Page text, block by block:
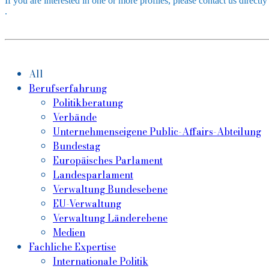
.
All
Berufserfahrung
Politikberatung
Verbände
Unternehmenseigene Public-Affairs-Abteilung
Bundestag
Europäisches Parlament
Landesparlament
Verwaltung Bundesebene
EU-Verwaltung
Verwaltung Länderebene
Medien
Fachliche Expertise
Internationale Politik